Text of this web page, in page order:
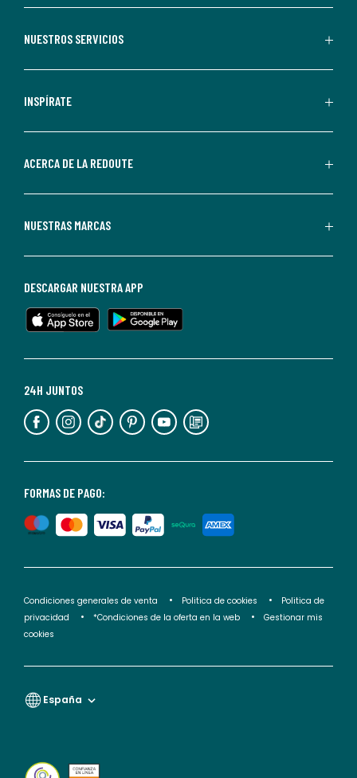
aceptas
comerciales
personalizadas
parte
Redoute.
de
en
cualquier
Para
información,
puedes
nuestra
de
privacidad</2>.
NUESTROS SERVICIOS
INSPÍRATE
ACERCA DE LA REDOUTE
NUESTRAS MARCAS
FORMAS DE PAGO:
24H JUNTOS
DESCARGAR NUESTRA APP
Condiciones generales de venta Politica de cookies
Politica de
privacidad
*Condiciones de la oferta en la web
Gestionar mis
cookies
España